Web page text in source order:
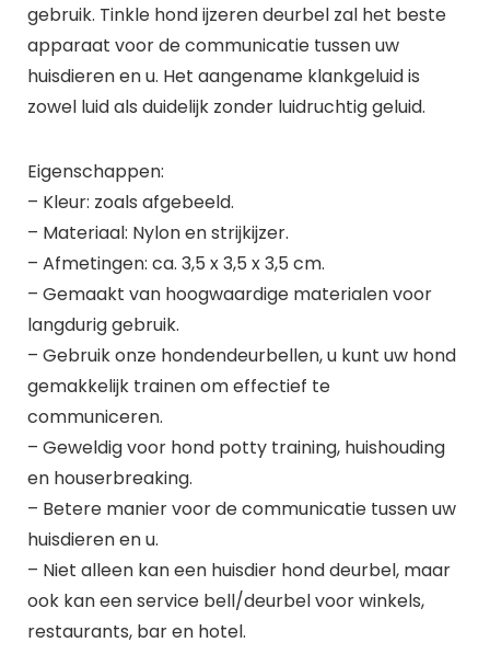
gebruik. Tinkle hond ijzeren deurbel zal het beste
apparaat voor de communicatie tussen uw
huisdieren en u. Het aangename klankgeluid is
zowel luid als duidelijk zonder luidruchtig geluid.
Eigenschappen:
– Kleur: zoals afgebeeld.
– Materiaal: Nylon en strijkijzer.
– Afmetingen: ca. 3,5 x 3,5 x 3,5 cm.
– Gemaakt van hoogwaardige materialen voor
langdurig gebruik.
– Gebruik onze hondendeurbellen, u kunt uw hond
gemakkelijk trainen om effectief te
communiceren.
– Geweldig voor hond potty training, huishouding
en houserbreaking.
– Betere manier voor de communicatie tussen uw
huisdieren en u.
– Niet alleen kan een huisdier hond deurbel, maar
ook kan een service bell/deurbel voor winkels,
restaurants, bar en hotel.